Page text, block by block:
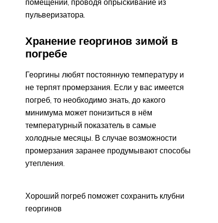
пульверизатора.
Хранение георгинов зимой в
погребе
Георгины любят постоянную температуру и
не терпят промерзания. Если у вас имеется
погреб, то необходимо знать, до какого
минимума может понизиться в нём
температурный показатель в самые
холодные месяцы. В случае возможности
промерзания заранее продумывают способы
утепления.
Хороший погреб поможет сохранить клубни
георгинов